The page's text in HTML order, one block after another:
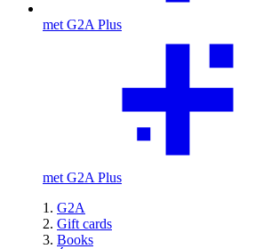
met G2A Plus
met G2A Plus
G2A
Gift cards
Books